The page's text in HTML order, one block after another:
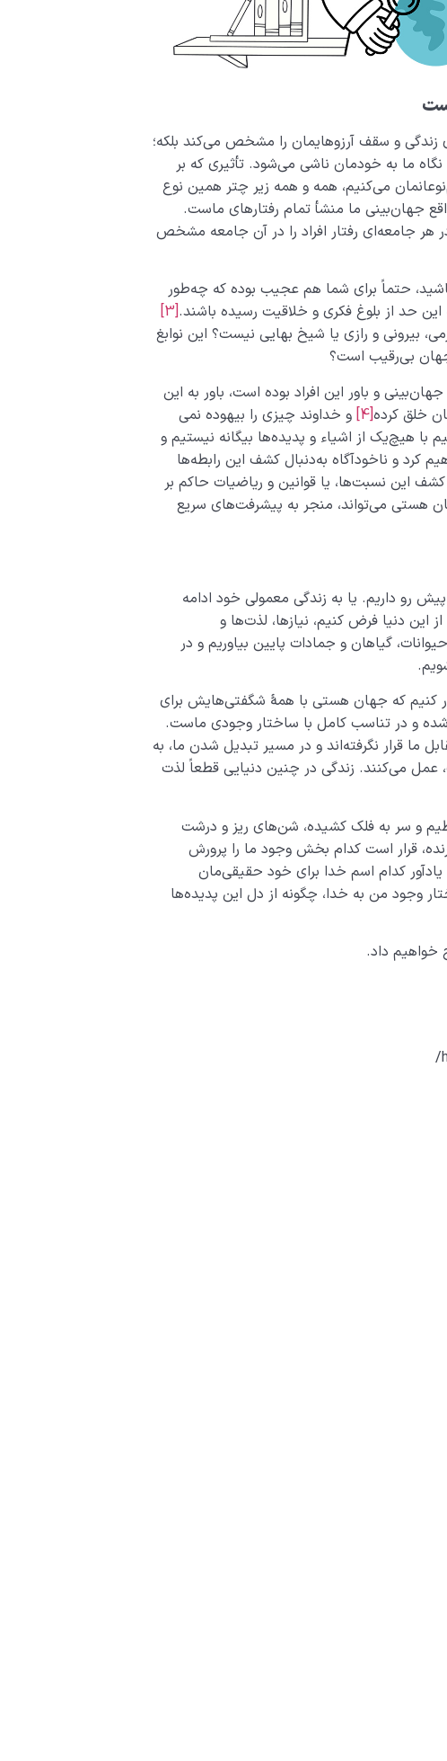
و سقف آرزوهایمان را مشخص می­‌کند بلکه؛
ما به خودمان ناشی می­‌شود. تأثیری که بر
می­‌کنیم، همه و همه زیر چتر همین نوع
جهان‌بینی ما منشأ تمام رفتارهای ماست.
هر جامعه‌ای رفتار افراد را در آن جامعه مشخص
حتماً برای شما هم عجیب بوده که چه‌طور
حد از بلوغ فکری و خلاقیت رسیده­ باشند.[3]
بیرونی و رازی یا شیخ بهایی نیست؟ این نوابغ
جهان بی­‌رقیب است؟
و باور این افراد بوده است، باور به این
خلق کرده[4]
و خداوند چیزی را بیهوده نمی­‌
با هیچ‌­یک از اشیاء و پدیده‌­ها بیگانه نیستیم و
کرد و ناخودآگاه به‌دنبال کشف این رابطه‌­ها
این نسبت­‌ها، یا قوانین و ریاضیات حاکم بر
می­‌تواند، منجر به پیشرفت­‌های سریع
رو داریم. یا به زندگی معمولی خود ادامه
این دنیا فرض کنیم، نیازها، لذت‌ها و
گیاهان و جمادات پایین بیاوریم و در
کنیم که جهان هستی با همۀ شگفتی­‌هایش برای
و در تناسب کامل با ساختار وجودی ماست.
ما قرار نگرفته‌اند و در مسیر تبدیل شدن ما، به
عمل می‌کنند. زندگی در چنین دنیایی قطعاً لذت­‌
و سر به فلک کشیده، شن‌های ریز و درشت
قرار است کدام بخش وجود ما را پرورش
کدام اسم خدا برای خود حقیقی‌مان
وجود من به خدا، چگونه از دل این پدیده‌­ها
خواهیم داد.